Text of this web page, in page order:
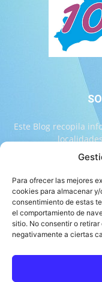
Para ofrecer las mejores
cookies para almacenar
consentimiento de estas
el comportamiento de
sitio. No consentir o
negativamente a ciertas
Este Blog recopila